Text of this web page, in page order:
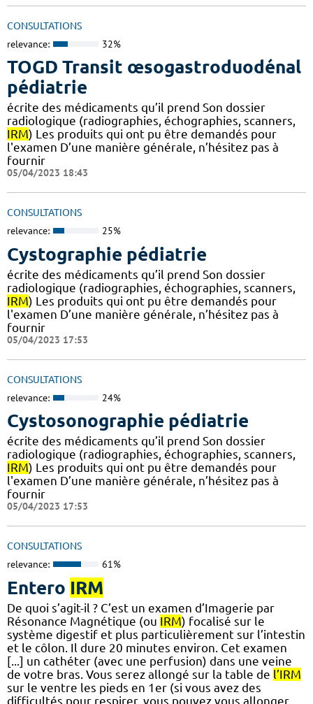
CONSULTATIONS
relevance: 32%
TOGD Transit œsogastroduodénal
pédiatrie
écrite des médicaments qu’il prend Son dossier
radiologique (radiographies, échographies, scanners,
IRM) Les produits qui ont pu être demandés pour
l'examen D’une manière générale, n’hésitez pas à
fournir
05/04/2023 18:43
CONSULTATIONS
relevance: 25%
Cystographie pédiatrie
écrite des médicaments qu’il prend Son dossier
radiologique (radiographies, échographies, scanners,
IRM) Les produits qui ont pu être demandés pour
l'examen D’une manière générale, n’hésitez pas à
fournir
05/04/2023 17:53
CONSULTATIONS
relevance: 24%
Cystosonographie pédiatrie
écrite des médicaments qu’il prend Son dossier
radiologique (radiographies, échographies, scanners,
IRM) Les produits qui ont pu être demandés pour
l'examen D’une manière générale, n’hésitez pas à
fournir
05/04/2023 17:53
CONSULTATIONS
relevance: 61%
Entero IRM
De quoi s’agit-il ? C’est un examen d’Imagerie par
Résonance Magnétique (ou IRM) focalisé sur le
système digestif et plus particulièrement sur l’intestin
et le côlon. Il dure 20 minutes environ. Cet examen
[...] un cathéter (avec une perfusion) dans une veine
de votre bras. Vous serez allongé sur la table de l’IRM
sur le ventre les pieds en 1er (si vous avez des
difficultés pour respirer, vous pouvez vous allonger